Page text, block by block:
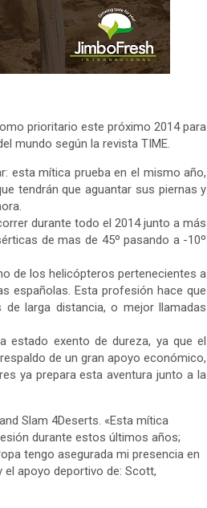
prioritario este próximo 2014 para
mundo según la revista TIME.
esta mítica prueba en el mismo año,
tendrán que aguantar sus piernas y
durante todo el 2014 junto a más
de mas de 45º pasando a -10º
de los helicópteros pertenecientes a
españolas. Esta profesión hace que
larga distancia, o mejor llamadas
estado exento de dureza, ya que el
de un gran apoyo económico,
ya prepara esta aventura junto a la
Slam 4Deserts. «Esta mítica
durante estos últimos años;
tengo asegurada mi presencia en
apoyo deportivo de: Scott,